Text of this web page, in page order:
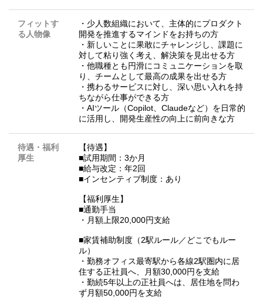
フィットす
る人物像
・少人数組織において、主体的にプロダクト
開発を推進するマインドをお持ちの方
・新しいことに果敢にチャレンジし、課題に
対して粘り強く考え、解決策を見出せる方
・他職種とも円滑にコミュニケーションを取
り、チームとして最高の成果を出せる方
・携わるサービスに対し、深い思い入れを持
ちながら仕事ができる方
・AIツール（Copilot、Claudeなど）を日常的
に活用し、開発生産性の向上に前向きな方
待遇・福利
厚生
【待遇】
■試用期間：3か月
■給与改定：年2回
■インセンティブ制度：あり
【福利厚生】
■通勤手当
・月額上限20,000円支給
■家賃補助制度（2駅ルール／どこでもルー
ル）
・勤務オフィス最寄駅から各線2駅圏内に居
住する正社員へ、月額30,000円を支給
・勤続5年以上の正社員へは、居住地を問わ
ず月額50,000円を支給